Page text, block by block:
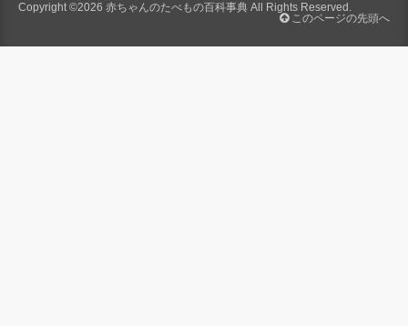
Copyright ©2026 赤ちゃんのたべもの百科事典 All Rights Reserved.
このページの先頭へ